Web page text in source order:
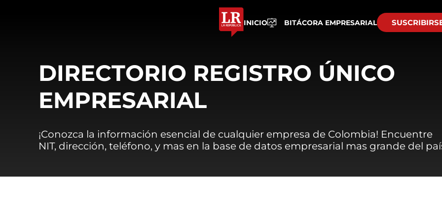
INICIO BITÁCORA EMPRESARIAL
DIRECTORIO REGISTRO ÚNICO
EMPRESARIAL
¡Conozca la información esencial de cualquier empresa de Colombia! Encuentre
NIT, dirección, teléfono, y mas en la base de datos empresarial mas grande del